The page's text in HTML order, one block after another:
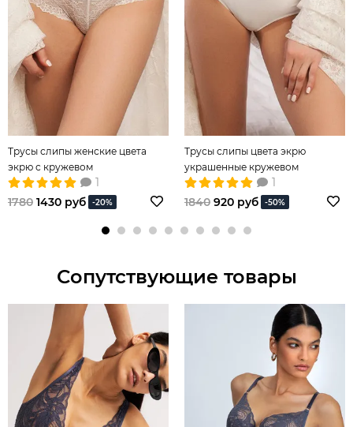
Трусы слипы женские цвета
экрю с кружевом
1
1780 1430 руб -20%
Трусы слипы цвета экрю
украшенные кружевом
1
1840 920 руб -50%
Сопутствующие товары